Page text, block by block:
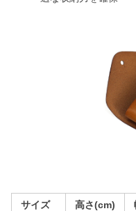
サイズ 高さ(cm)